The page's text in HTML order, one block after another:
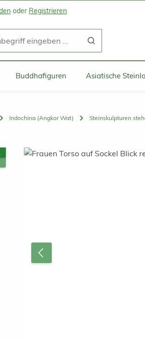
springen springen
oder Registrieren
Buddhafiguren Asiatische
Indochina (Angkor Wat) Steinskulpturen
überspringen